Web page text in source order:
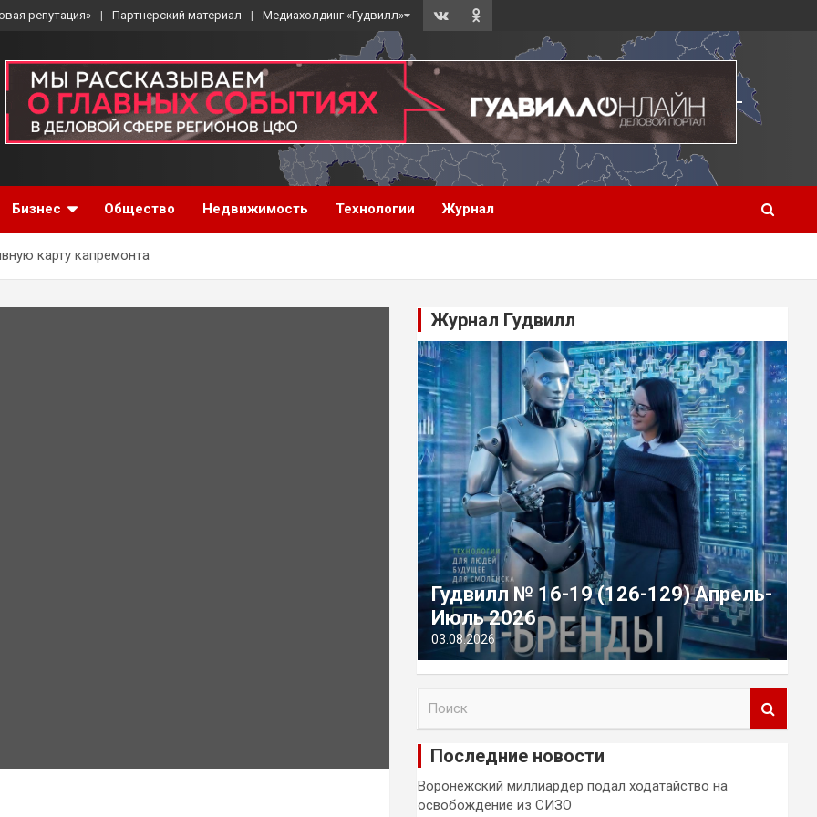
репутация» Партнерский материал Медиахолдинг «Гудвилл»
Бизнес Общество Недвижимость Технологии Журнал
карту капремонта
Журнал Гудвилл
Гудвилл № 16-19 (126-129) Апрель-
Июль 2026
03.08.2026
и
Последние новости
Воронежский миллиардер подал ходатайство на
освобождение из СИЗО